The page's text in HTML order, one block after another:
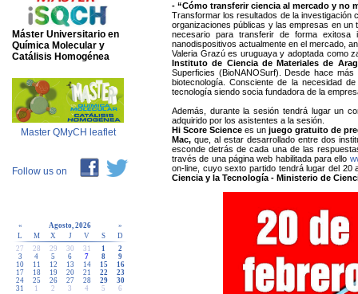
Máster Universitario en
Química Molecular y
Catálisis Homogénea
Master QMyCH leaflet
Follow us on
« Agosto, 2026
»
L
M X J V S
D
27
28 29 30 31 1
2
3
4 5 6 7 8
9
10
11 12 13 14 15
16
17
18 19 20 21 22
23
24
25 26 27 28 29
30
31
1 2 3 4 5 6
- “Cómo transferir ciencia al mercado y no
Transformar los resultados de la investigación
organizaciones públicas y las empresas en
necesario para transferir de forma exitosa
nanodispositivos actualmente en el mercado,
Valeria Grazú es uruguaya y adoptada como
Instituto de Ciencia de Materiales de
Superficies (BioNANOSurf). Desde hace
biotecnología. Consciente de la necesidad
tecnología siendo socia fundadora de la
Además, durante la sesión tendrá lugar un
adquirido por los asistentes a la sesión.
Hi Score Science es unjuego gratuito de
Mac, que, al estar desarrollado entre dos
esconde detrás de cada una de las
través de una página web habilitada para ello
on-line, cuyo sexto partido tendrá lugar del
Ciencia y la Tecnología - Ministerio de